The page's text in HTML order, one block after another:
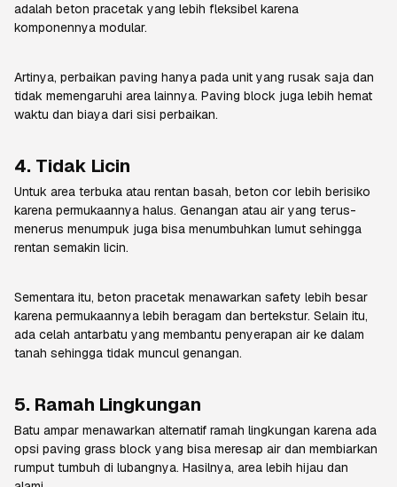
adalah beton pracetak yang lebih fleksibel karena
komponennya modular.
Artinya, perbaikan paving hanya pada unit yang rusak saja dan
tidak memengaruhi area lainnya. Paving block juga lebih hemat
waktu dan biaya dari sisi perbaikan.
4. Tidak Licin
Untuk area terbuka atau rentan basah, beton cor lebih berisiko
karena permukaannya halus. Genangan atau air yang terus-
menerus menumpuk juga bisa menumbuhkan lumut sehingga
rentan semakin licin.
Sementara itu, beton pracetak menawarkan safety lebih besar
karena permukaannya lebih beragam dan bertekstur. Selain itu,
ada celah antarbatu yang membantu penyerapan air ke dalam
tanah sehingga tidak muncul genangan.
5. Ramah Lingkungan
Batu ampar menawarkan alternatif ramah lingkungan karena ada
opsi paving grass block yang bisa meresap air dan membiarkan
rumput tumbuh di lubangnya. Hasilnya, area lebih hijau dan